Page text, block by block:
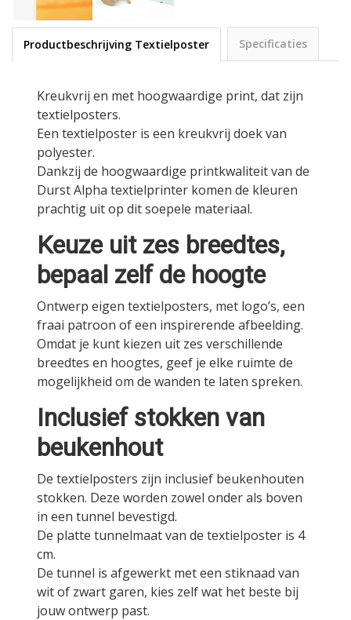
Productbeschrijving Textielposter Specificaties
Kreukvrij en met hoogwaardige print, dat zijn
textielposters.
Een textielposter is een kreukvrij doek van
polyester.
Dankzij de hoogwaardige printkwaliteit van de
Durst Alpha textielprinter komen de kleuren
prachtig uit op dit soepele materiaal.
Keuze uit zes breedtes,
bepaal zelf de hoogte
Ontwerp eigen textielposters, met logo’s, een
fraai patroon of een inspirerende afbeelding.
Omdat je kunt kiezen uit zes verschillende
breedtes en hoogtes, geef je elke ruimte de
mogelijkheid om de wanden te laten spreken.
Inclusief stokken van
beukenhout
De textielposters zijn inclusief beukenhouten
stokken. Deze worden zowel onder als boven
in een tunnel bevestigd.
De platte tunnelmaat van de textielposter is 4
cm.
De tunnel is afgewerkt met een stiknaad van
wit of zwart garen, kies zelf wat het beste bij
jouw ontwerp past.